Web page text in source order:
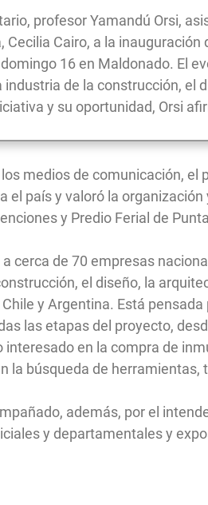
profesor Yamandú Orsi,
Cecilia Cairo, a la
16 en Maldonado. El
industria de la construcción, el
y su oportunidad, Orsi
medios de comunicación,
el país y valoró la
y Predio Ferial de
a cerca de 70 empresas
el diseño, la
Chile y Argentina. Está
las etapas del proyecto,
interesado en la compra de
la búsqueda de herramientas,
además, por el
y departamentales y